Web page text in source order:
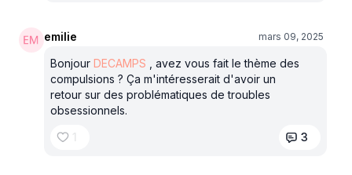
emilie mars 09, 2025
Bonjour DECAMPS , avez vous fait le thème des
compulsions ? Ça m'intéresserait d'avoir un
retour sur des problématiques de troubles
obsessionnels.
1
3